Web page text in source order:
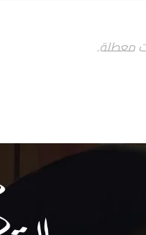
معطلة.